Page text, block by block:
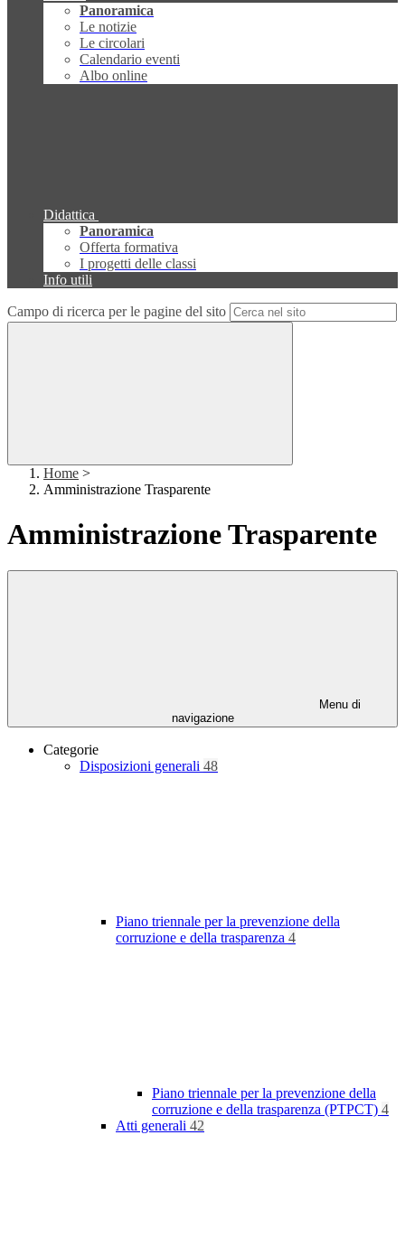
Panoramica
Le notizie
Le circolari
Calendario eventi
Albo online
Didattica
Panoramica
Offerta formativa
I progetti delle classi
Info utili
Campo di ricerca per le pagine del sito
Home >
Amministrazione Trasparente
Amministrazione Trasparente
Menu di
navigazione
Categorie
Disposizioni generali 48
Piano triennale per la prevenzione della
corruzione e della trasparenza 4
Piano triennale per la prevenzione della
corruzione e della trasparenza (PTPCT) 4
Atti generali 42